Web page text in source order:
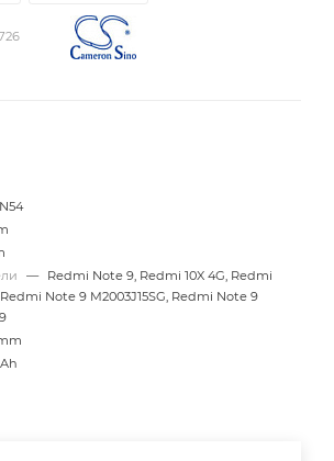
—
Redmi Note 9, Redmi 10X 4G, Redmi
Redmi Note 9 M2003J15SG, Redmi Note 9